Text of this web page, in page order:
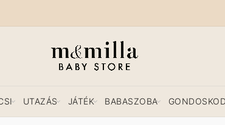
UTAZÁS JÁTÉK BABASZOBA